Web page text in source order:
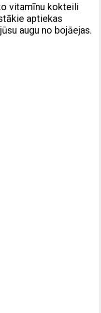
vitamīnu kokteili
aptiekas
augu no bojāejas.